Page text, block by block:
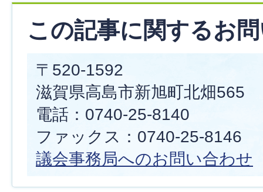
この記事に関するお
〒520-1592
滋賀県高島市新旭町北畑565
電話：0740-25-8140
ファックス：0740-25-8146
議会事務局へのお問い合わせ